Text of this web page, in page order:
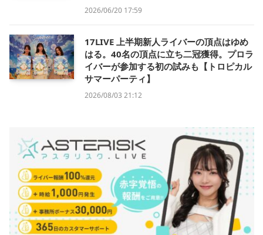
2026/06/20 17:59
17LIVE 上半期新人ライバーの頂点はゆめ
はる。40名の頂点に立ち二冠獲得。プロラ
イバーが参加する初の試みも【トロピカル
サマーパーティ】
2026/08/03 21:12